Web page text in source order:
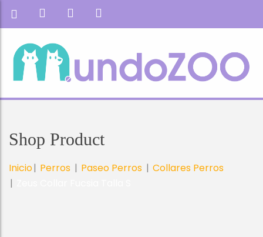
Shop Product
Inicio Perros Paseo Perros
Collares Perros